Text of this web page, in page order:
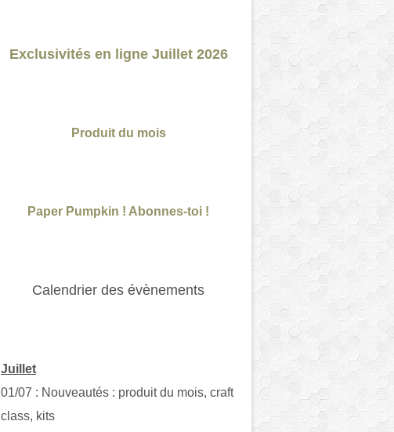
Exclusivités en ligne Juillet 2026
Produit du mois
Paper Pumpkin ! Abonnes-toi !
Calendrier des évènements
Juillet
01/07 : Nouveautés : produit du mois, craft
class, kits